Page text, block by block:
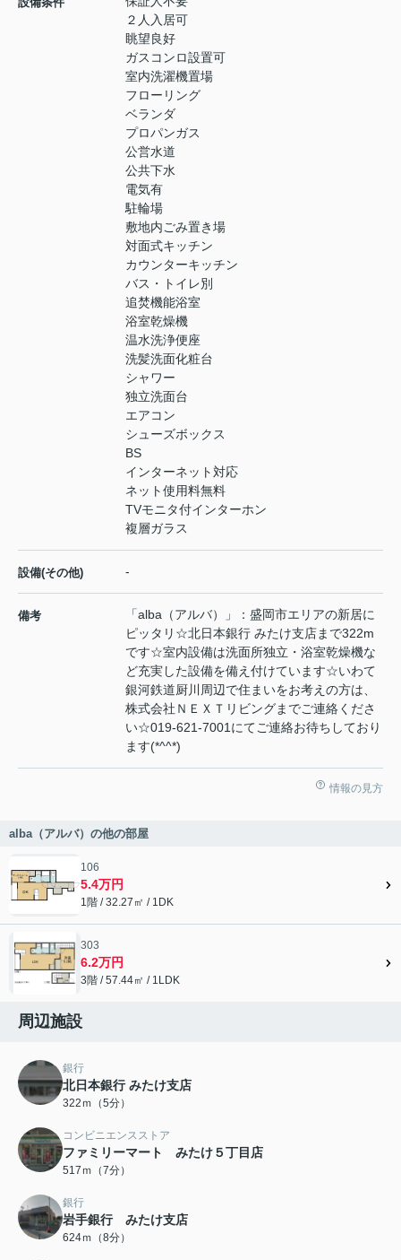
２人入居可
眺望良好
ガスコンロ設置可
室内洗濯機置場
フローリング
ベランダ
プロパンガス
公営水道
公共下水
電気有
駐輪場
敷地内ごみ置き場
対面式キッチン
カウンターキッチン
バス・トイレ別
追焚機能浴室
浴室乾燥機
温水洗浄便座
洗髪洗面化粧台
シャワー
独立洗面台
エアコン
シューズボックス
BS
インターネット対応
ネット使用料無料
TVモニタ付インターホン
複層ガラス
設備(その他) -
備考
「alba（アルバ）」：盛岡市エリアの新居に
ピッタリ☆北日本銀行 みたけ支店まで322m
です☆室内設備は洗面所独立・浴室乾燥機な
ど充実した設備を備え付けています☆いわて
銀河鉄道厨川周辺で住まいをお考えの方は、
株式会社ＮＥＸＴリビングまでご連絡くださ
い☆019-621-7001にてご連絡お待ちしており
ます(*^^*)
情報の見方
alba（アルバ）の他の部屋
106
5.4万円
1階 / 32.27㎡ / 1DK
303
6.2万円
3階 / 57.44㎡ / 1LDK
周辺施設
銀行
北日本銀行 みたけ支店
322ｍ（5分）
コンビニエンスストア
ファミリーマート みたけ５丁目店
517ｍ（7分）
銀行
岩手銀行 みたけ支店
624ｍ（8分）